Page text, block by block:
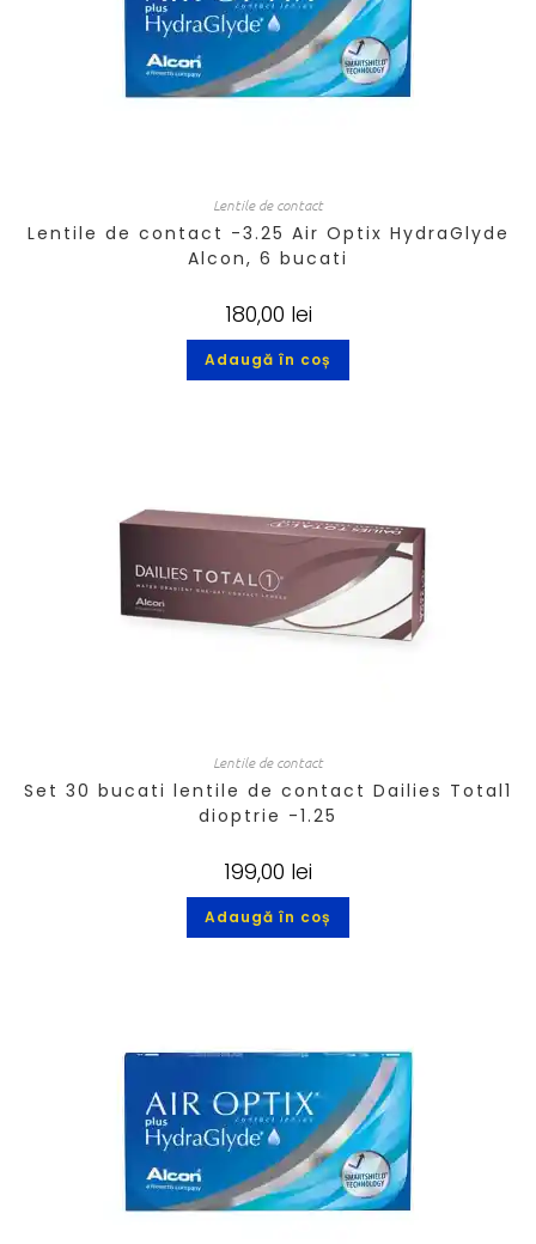
Lentile de contact
Lentile de contact -3.25 Air Optix HydraGlyde
Alcon, 6 bucati
180,00 lei
Adaugă în coș
Lentile de contact
Set 30 bucati lentile de contact Dailies Total1
dioptrie -1.25
199,00 lei
Adaugă în coș